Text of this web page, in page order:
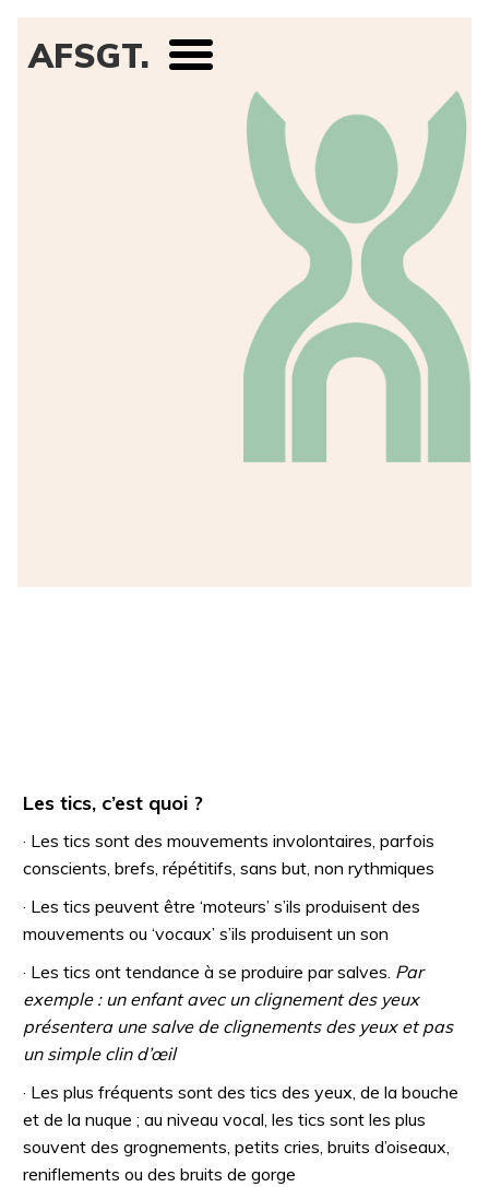
AFSGT.
Les tics, c’est quoi ?
· Les tics sont des mouvements involontaires, parfois
conscients, brefs, répétitifs, sans but, non rythmiques
· Les tics peuvent être ‘moteurs’ s’ils produisent des
mouvements ou ‘vocaux’ s’ils produisent un son
· Les tics ont tendance à se produire par salves. Par
exemple : un enfant avec un clignement des yeux
présentera une salve de clignements des yeux et pas
un simple clin d’œil
· Les plus fréquents sont des tics des yeux, de la bouche
et de la nuque ; au niveau vocal, les tics sont les plus
souvent des grognements, petits cries, bruits d’oiseaux,
reniflements ou des bruits de gorge